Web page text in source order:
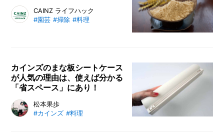
時短で効率よく料理をしたい方への
ご参考にどうぞ。
玄米を精米する際に発生する米ぬか
には、実はたくさんの使い道があり
の使い道に悩んでいる方はぜひ参考
にしてみてください。
CAINZ ライフハック
#園芸 #掃除 #料理
カインズのまな板シートケース
が人気の理由は、使えば分かる
「省スペース」にあり！
まな板を汚さずに使える大ヒットア
イテム、まな板シート。専用のケー
松本果歩
#カインズ #料理